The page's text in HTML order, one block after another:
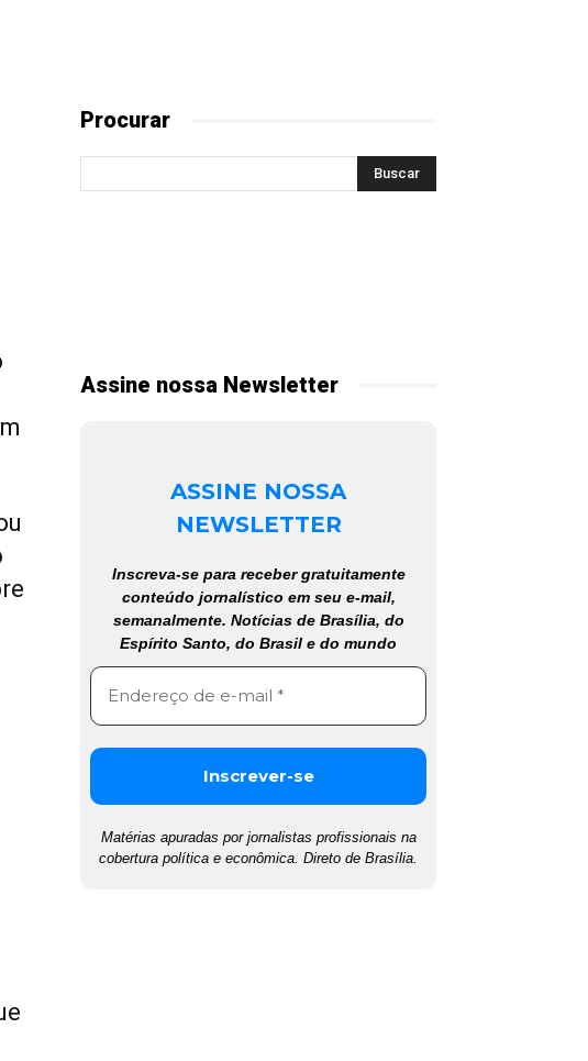
Procurar
Assine nossa Newsletter
ASSINE NOSSA
NEWSLETTER
Inscreva-se para receber gratuitamente
conteúdo jornalístico em seu e-mail,
semanalmente. Notícias de Brasília, do
Espírito Santo, do Brasil e do mundo
Matérias apuradas por jornalistas profissionais na
cobertura política e econômica. Direto de Brasília.